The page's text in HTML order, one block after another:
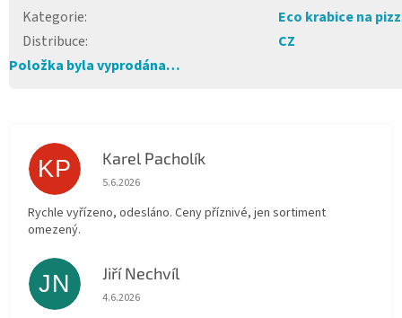
Kategorie:
Eco krabice na
Distribuce:
CZ
Položka byla vyprodána…
KP Karel Pacholík
Hodnocení obchodu je 4 z 5 hvězdiček.
5.6.2026
Rychle vyřízeno, odesláno. Ceny příznivé, jen sortiment
omezený.
JN Jiří Nechvíl
Hodnocení obchodu je 5 z 5 hvězdiček.
4.6.2026